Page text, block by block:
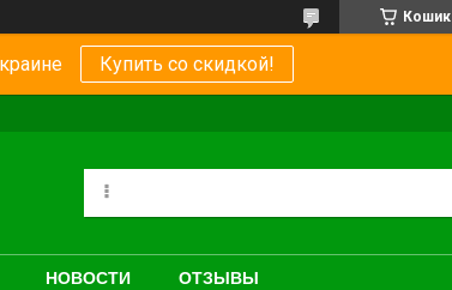
Кошик
Купить со скидкой!
НОВОСТИ ОТЗЫВЫ